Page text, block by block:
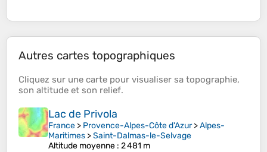
Autres cartes topographiques
Cliquez sur une carte pour visualiser sa topographie,
son altitude et son relief.
Lac de Privola
France > Provence-Alpes-Côte d'Azur>Alpes-
Maritimes >Saint-Dalmas-le-Selvage
Altitude moyenne : 2 481 m